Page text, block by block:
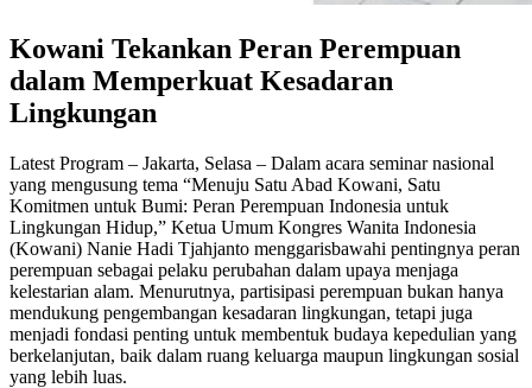
Kowani Tekankan Peran Perempuan
dalam Memperkuat Kesadaran
Lingkungan
Latest Program – Jakarta, Selasa – Dalam acara seminar nasional
yang mengusung tema “Menuju Satu Abad Kowani, Satu
Komitmen untuk Bumi: Peran Perempuan Indonesia untuk
Lingkungan Hidup,” Ketua Umum Kongres Wanita Indonesia
(Kowani) Nanie Hadi Tjahjanto menggarisbawahi pentingnya peran
perempuan sebagai pelaku perubahan dalam upaya menjaga
kelestarian alam. Menurutnya, partisipasi perempuan bukan hanya
mendukung pengembangan kesadaran lingkungan, tetapi juga
menjadi fondasi penting untuk membentuk budaya kepedulian yang
berkelanjutan, baik dalam ruang keluarga maupun lingkungan sosial
yang lebih luas.